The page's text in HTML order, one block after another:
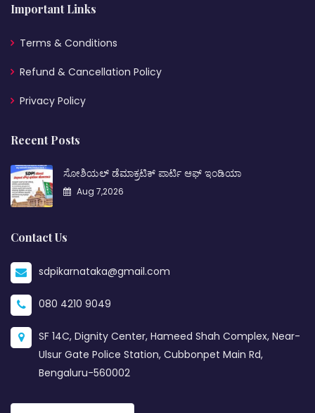
Important Links
Terms & Conditions
Refund & Cancellation Policy
Privacy Policy
Recent Posts
ಸೋಶಿಯಲ್ ಡೆಮಾಕ್ರಟಿಕ್ ಪಾರ್ಟಿ ಆಫ್ ಇಂಡಿಯಾ
Aug 7,2026
Contact Us
sdpikarnataka@gmail.com
080 4210 9049
SF 14C, Dignity Center, Hameed Shah Complex, Near-
Ulsur Gate Police Station, Cubbonpet Main Rd,
Bengaluru-560002